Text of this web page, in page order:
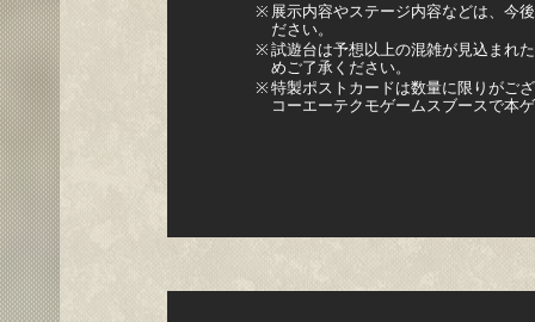
※ 展示内容やステージ内容などは、今
ださい。
※試遊台は予想以上の混雑が見込まれ
めご了承ください。
※特製ポストカードは数量に限りがご
コーエーテクモゲームスブースで本